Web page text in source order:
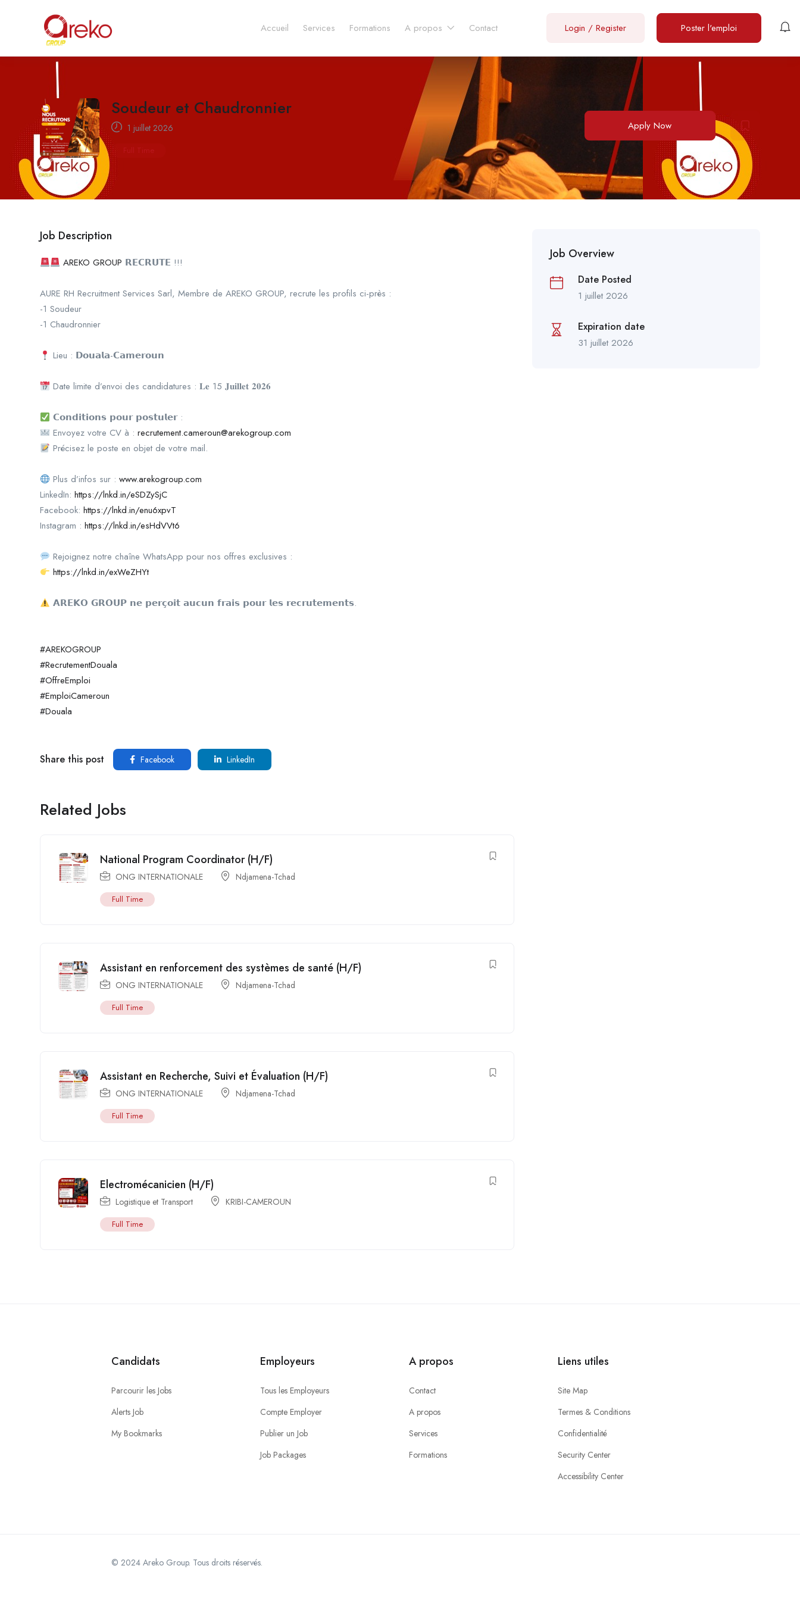
Accueil Services Formations A propos Contact Login / Register Poster l'emploi
Soudeur et Chaudronnier
1 juillet 2026
Full Time
Apply Now
Job Description
AREKO GROUP 𝗥𝗘𝗖𝗥𝗨𝗧𝗘 !!!
AURE RH Recruitment Services Sarl, Membre de AREKO GROUP, recrute les profils ci-près :
-1 Soudeur
-1 Chaudronnier
Lieu : 𝗗𝗼𝘂𝗮𝗹𝗮-𝗖𝗮𝗺𝗲𝗿𝗼𝘂𝗻
Date limite d’envoi des candidatures : 𝐋𝐞 15 𝐉𝐮𝐢𝐥𝐥𝐞𝐭 𝟐𝟎𝟐𝟔
𝗖𝗼𝗻𝗱𝗶𝘁𝗶𝗼𝗻𝘀 𝗽𝗼𝘂𝗿 𝗽𝗼𝘀𝘁𝘂𝗹𝗲𝗿 :
Envoyez votre CV à :recrutement.cameroun@arekogroup.com
Précisez le poste en objet de votre mail.
Plus d’infos sur :www.arekogroup.com
LinkedIn: https://lnkd.in/eSDZySjC
Facebook: https://lnkd.in/enu6xpvT
Instagram : https://lnkd.in/esHdVVt6
Rejoignez notre chaîne WhatsApp pour nos offres exclusives :
https://lnkd.in/exWeZHYt
𝗔𝗥𝗘𝗞𝗢 𝗚𝗥𝗢𝗨𝗣 𝗻𝗲 𝗽𝗲𝗿𝗰̧𝗼𝗶𝘁 𝗮𝘂𝗰𝘂𝗻 𝗳𝗿𝗮𝗶𝘀 𝗽𝗼𝘂𝗿 𝗹𝗲𝘀 𝗿𝗲𝗰𝗿𝘂𝘁𝗲𝗺𝗲𝗻𝘁𝘀.
#AREKOGROUP
#RecrutementDouala
#OffreEmploi
#EmploiCameroun
#Douala
Share this post Facebook LinkedIn
Related Jobs
National Program Coordinator (H/F)
ONG INTERNATIONALE Ndjamena-Tchad
Full Time
Assistant en renforcement des systèmes de santé (H/F)
ONG INTERNATIONALE Ndjamena-Tchad
Full Time
Assistant en Recherche, Suivi et Évaluation (H/F)
ONG INTERNATIONALE Ndjamena-Tchad
Full Time
Electromécanicien (H/F)
Logistique et Transport KRIBI-CAMEROUN
Full Time
Job Overview
Date Posted
1 juillet 2026
Expiration date
31 juillet 2026
Candidats
Parcourir les Jobs
Alerts Job
My Bookmarks
Employeurs
Tous les Employeurs
Compte Employer
Publier un Job
Job Packages
A propos
Contact
A propos
Services
Formations
Liens utiles
Site Map
Termes & Conditions
Confidentialité
Security Center
Accessibility Center
© 2024 Areko Group. Tous droits réservés.